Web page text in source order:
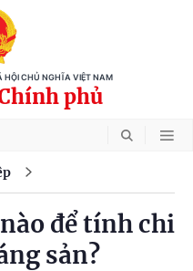
HỘI CHỦ NGHĨA VIỆT NAM
phủ
để tính chi
sản?